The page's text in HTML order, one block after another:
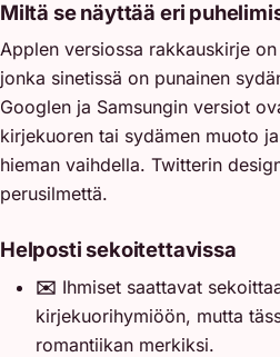
Miltä se näyttää eri
Applen versiossa rakkauskirje
jonka sinetissä on punainen
Googlen ja Samsungin versiot
kirjekuoren tai sydämen muoto
hieman vaihdella. Twitterin
perusilmettä.
Helposti sekoitettavissa
✉️ Ihmiset saattavat
kirjekuorihymiöön, mutta
romantiikan merkiksi.